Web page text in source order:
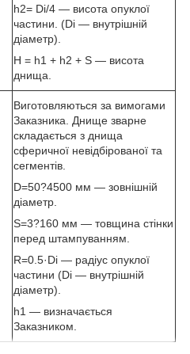
h2= Di/4 — висота опуклої
частини. (Di — внутрішній
діаметр).
H = h1 + h2 + S — висота
днища.
Виготовляються за вимогами
Заказника. Днище зварне
складається з днища
сферичної невідбірованої та
сегментів.
D=50?4500 мм — зовнішній
діаметр.
S=3?160 мм — товщина стінки
перед штампуванням.
R=0.5·Di — радіус опуклої
частини (Di — внутрішній
діаметр).
h1 — визначається
Заказником.